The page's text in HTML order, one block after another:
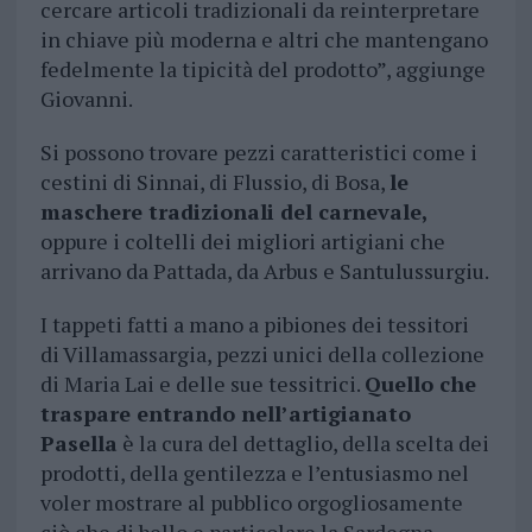
cercare articoli tradizionali da reinterpretare
in chiave più moderna e altri che mantengano
fedelmente la tipicità del prodotto”, aggiunge
Giovanni.
Si possono trovare pezzi caratteristici come i
cestini di Sinnai, di Flussio, di Bosa, le
maschere tradizionali del carnevale,
oppure i coltelli dei migliori artigiani che
arrivano da Pattada, da Arbus e Santulussurgiu.
I tappeti fatti a mano a pibiones dei tessitori
di Villamassargia, pezzi unici della collezione
di Maria Lai e delle sue tessitrici. Quello che
traspare entrando nell’artigianato
Pasella è la cura del dettaglio, della scelta dei
prodotti, della gentilezza e l’entusiasmo nel
voler mostrare al pubblico orgogliosamente